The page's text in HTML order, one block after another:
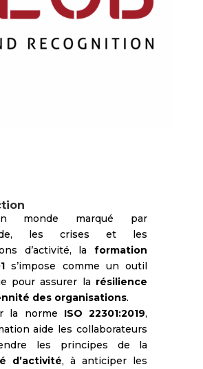
monde marqué par
les crises et les
d’activité, laformation
s’impose comme un outil
pour assurer la résilience
des organisations.
la norme ISO 22301:2019,
aide les collaborateurs
les principes de la
d’activité, à anticiper les